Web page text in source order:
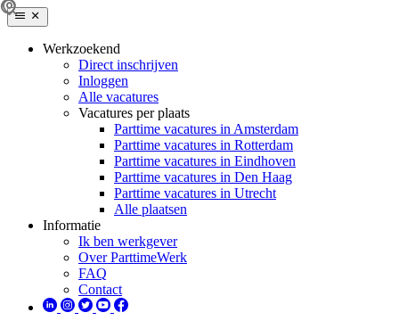
Werkzoekend
Direct inschrijven
Inloggen
Alle vacatures
Vacatures per plaats
Parttime vacatures in Amsterdam
Parttime vacatures in Rotterdam
Parttime vacatures in Eindhoven
Parttime vacatures in Den Haag
Parttime vacatures in Utrecht
Alle plaatsen
Informatie
Ik ben werkgever
Over ParttimeWerk
FAQ
Contact